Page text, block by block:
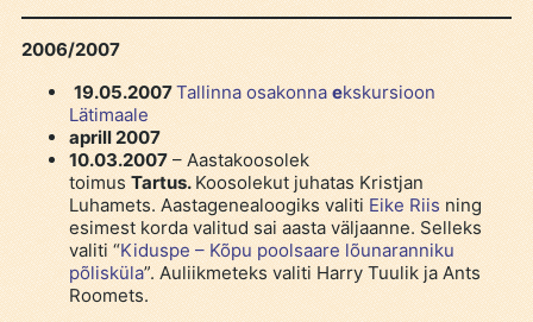
2006/2007
19.05.2007Tallinna osakonnaekskursioon
Lätimaale
aprill 2007
10.03.2007– Aastakoosolek
toimusTartus.Koosolekut juhatas Kristjan
Luhamets. Aastagenealoogiks valitiEike Riisning
esimest korda valitud sai aasta väljaanne. Selleks
valiti “Kiduspe – Kõpu poolsaare lõunaranniku
põlisküla”. Auliikmeteks valiti Harry Tuulik ja Ants
Roomets.